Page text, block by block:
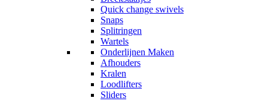
Quick change swivels
Snaps
Splitringen
Wartels
Onderlijnen Maken
Afhouders
Kralen
Loodlifters
Sliders